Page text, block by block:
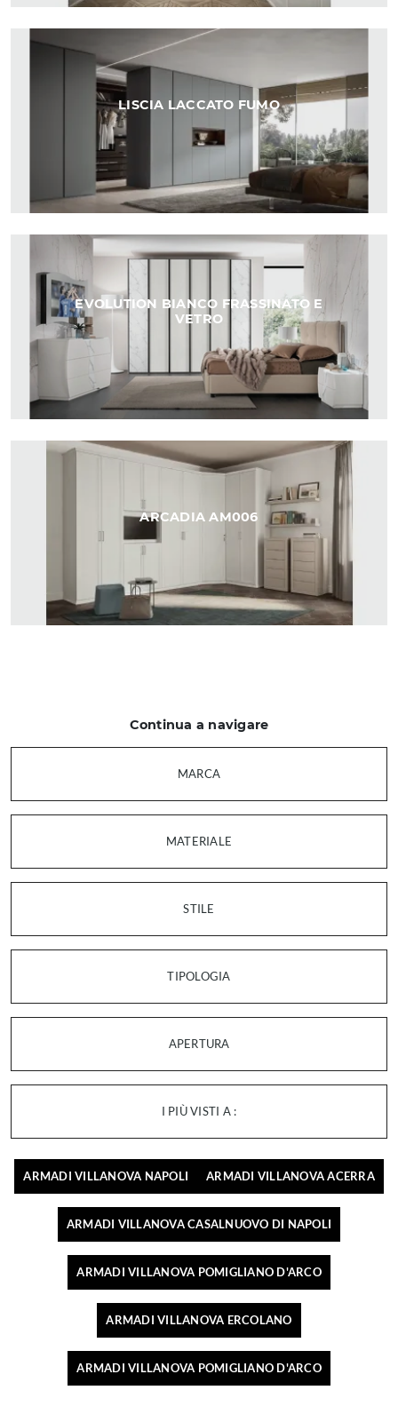
LISCIA LACCATO FUMO
EVOLUTION BIANCO FRASSINATO E
VETRO
ARCADIA AM006
Continua a navigare
MARCA
MATERIALE
STILE
TIPOLOGIA
APERTURA
I PIÙ VISTI A :
ARMADI VILLANOVA NAPOLI ARMADI VILLANOVA ACERRA
ARMADI VILLANOVA CASALNUOVO DI NAPOLI
ARMADI VILLANOVA POMIGLIANO D'ARCO
ARMADI VILLANOVA ERCOLANO
ARMADI VILLANOVA POMIGLIANO D'ARCO